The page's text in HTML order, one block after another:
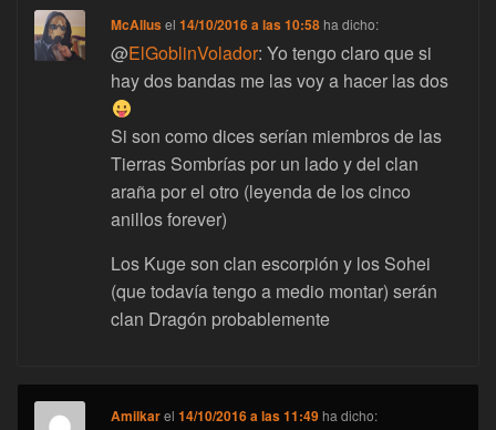
McAllus el14/10/2016 a las 10:58 ha dicho:
@ElGoblinVolador: Yo tengo claro que si
hay dos bandas me las voy a hacer las dos
Si son como dices serían miembros de las
Tierras Sombrías por un lado y del clan
araña por el otro (leyenda de los cinco
anillos forever)
Los Kuge son clan escorpión y los Sohei
(que todavía tengo a medio montar) serán
clan Dragón probablemente
Amilkarel14/10/2016 a las 11:49 ha dicho: